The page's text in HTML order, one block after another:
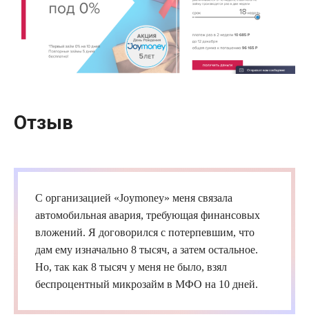
Отзыв
С организацией «Joymoney» меня связала
автомобильная авария, требующая финансовых
вложений. Я договорился с потерпевшим, что
дам ему изначально 8 тысяч, а затем остальное.
Но, так как 8 тысяч у меня не было, взял
беспроцентный микрозайм в МФО на 10 дней.